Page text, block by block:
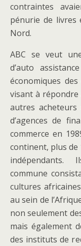
contraintes
pénurie de livres
Nord.
ABC se veut
d’auto
économiques
visant à répondre
autres acheteurs
d’agences de
commerce en
continent, plus
indépendants.
commune
cultures
au sein de
non seulement
mais également
des instituts de